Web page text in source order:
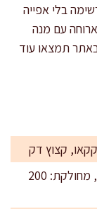
בלי אפייה
עם מנה
תמצאו עוד
450 מ"ל שמנת מתוקה 38% קרה מאוד, מחולקת: 200